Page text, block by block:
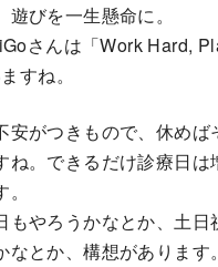
びを一生懸命に。
さんは「Work Hard,
すね。
安がつきもので、休めば
ね。できるだけ診療日は
もやろうかなとか、土日
なとか、構想があります